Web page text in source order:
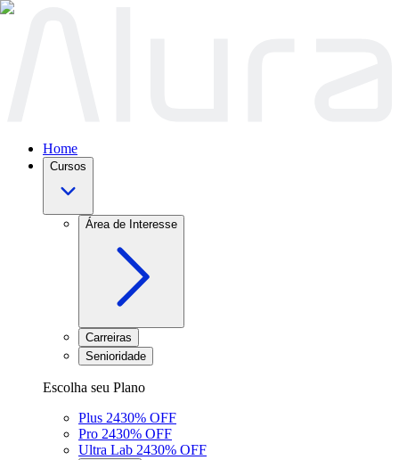
Home
Cursos
Área de Interesse
Carreiras
Senioridade
Escolha seu Plano
Plus 2430% OFF
Pro 2430% OFF
Ultra Lab 2430% OFF